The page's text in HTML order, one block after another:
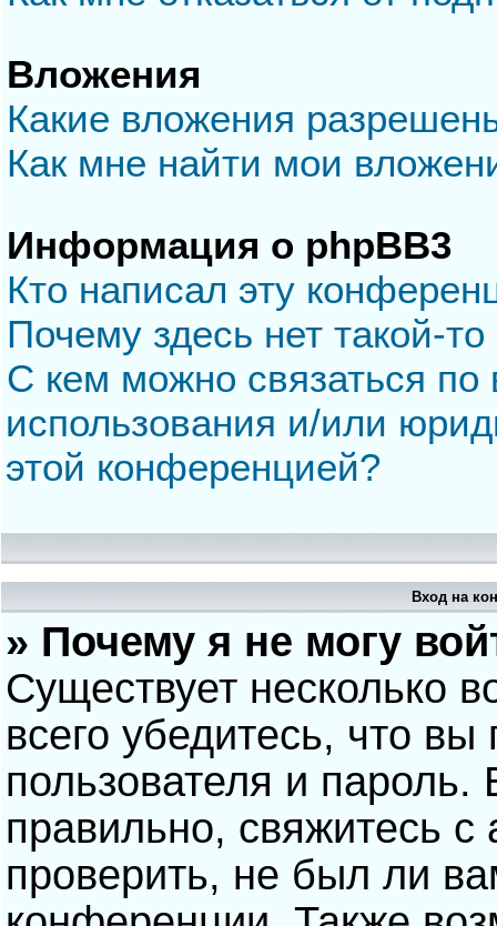
Вложения
Какие вложения
Как мне найти мои
Информация о phpBB3
Кто написал эту
Почему здесь нет такой-
С кем можно связаться по
использования и/или
этой конференцией?
Вход на
» Почему я не могу
Существует несколько
всего убедитесь, что
пользователя и
правильно, свяжитесь
проверить, не был ли